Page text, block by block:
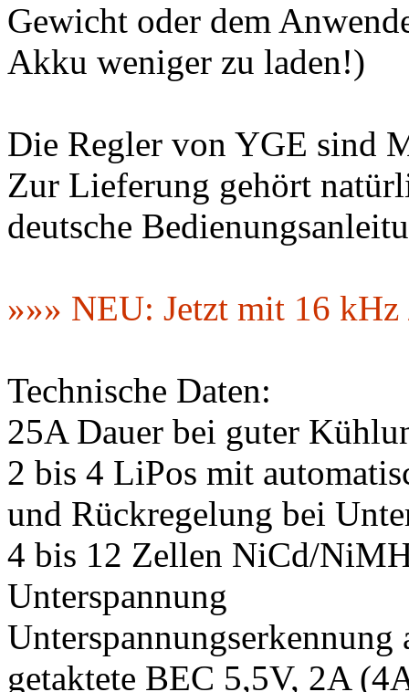
Gewicht oder dem
Akku weniger zu laden!)
Die Regler von YGE sind
Zur Lieferung gehört
deutsche
»»» NEU: Jetzt mit 16
Technische Daten:
25A Dauer bei guter
2 bis 4 LiPos mit
und Rückregelung bei
4 bis 12 Zellen NiCd/
Unterspannung
Unterspannungserkennung
getaktete BEC 5,5V, 2A